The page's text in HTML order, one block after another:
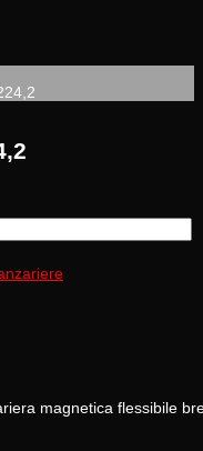
magnetica flessibile